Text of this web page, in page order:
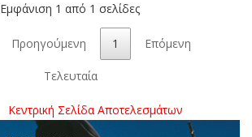
Εμφάνιση 1 από 1 σελίδες
Προηγούμενη 1 Επόμενη
Τελευταία
Κεντρική Σελίδα Αποτελεσμάτων